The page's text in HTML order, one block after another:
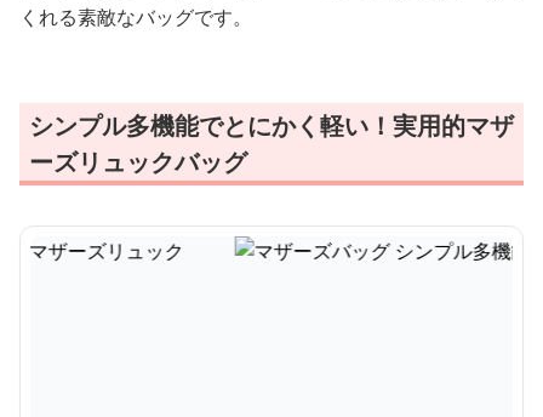
くれる素敵なバッグです。
シンプル多機能でとにかく軽い！実用的マザ
ーズリュックバッグ